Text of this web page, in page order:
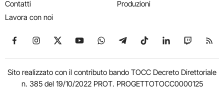
Contatti
Lavora con noi
Produzioni
Seguici su Facebook
Seguici su Instagram
Seguici su X
Seguici su YouTube
Seguici su WhatsApp
Seguici su Telegram
Seguici su TikTok
Seguici su
Seguici
Sito realizzato con il contributo bando TOCC Decreto Direttoriale
n. 385 del 19/10/2022 PROT. PROGETTOTOCC0000125